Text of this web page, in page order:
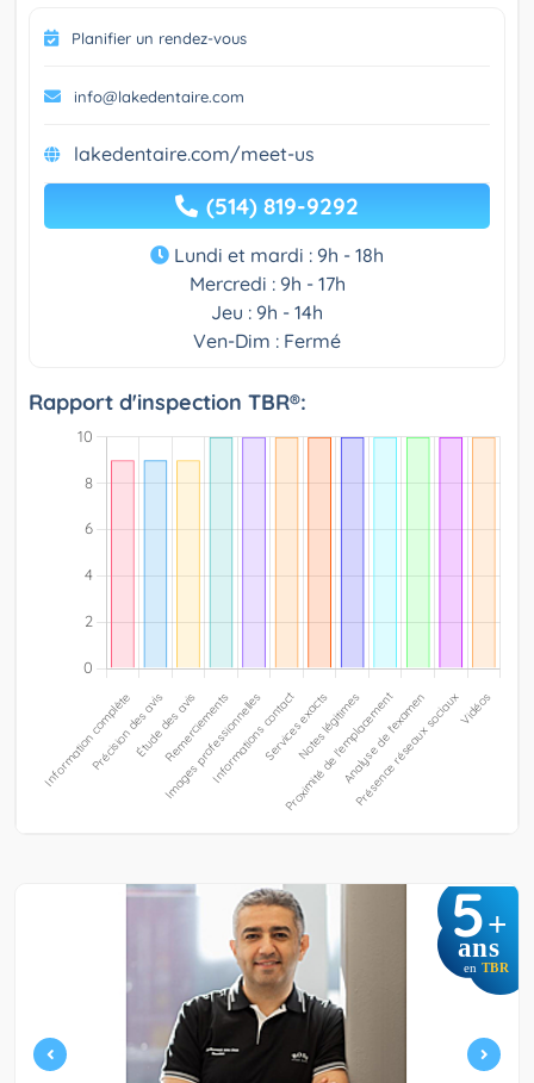
Planifier un rendez-vous
info@lakedentaire.com
lakedentaire.com/meet-us
(514) 819-9292
Lundi et mardi : 9h - 18h
Mercredi : 9h - 17h
Jeu : 9h - 14h
Ven-Dim : Fermé
Rapport d'inspection TBR®:
5+
ans
en TBR